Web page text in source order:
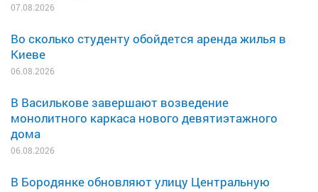
07.08.2026
Во сколько студенту обойдется аренда жилья в
Киеве
06.08.2026
В Василькове завершают возведение
монолитного каркаса нового девятиэтажного
дома
06.08.2026
В Бородянке обновляют улицу Центральную